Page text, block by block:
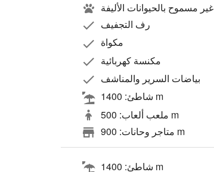
غير مسموح بالحيوانات الأليفة
رف التجفيف
مكواة
مكنسة كهربائية
بياضات السرير والمناشف
شاطئ: 1400 m
ملعب ألعاب: 500 m
متاجر وحانات: 900 m
شاطئ: 1400 m